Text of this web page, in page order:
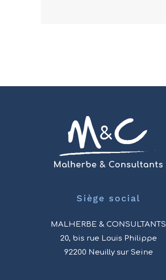
Siège social
MALHERBE & CONSULTANTS
20, bis rue Louis Philippe
92200 Neuilly sur Seine